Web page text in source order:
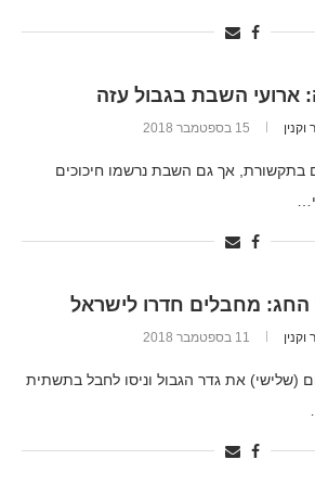
ארועי השבת בגבול עזה
וקנין 15 בספטמבר 2018
בתקשורת, אך גם השבת נרשמו חיכוכים
החג: מחבלים חדרו לישראל
וקנין 11 בספטמבר 2018
(שלישי) את גדר הגבול וניסו לחבל בתשתית